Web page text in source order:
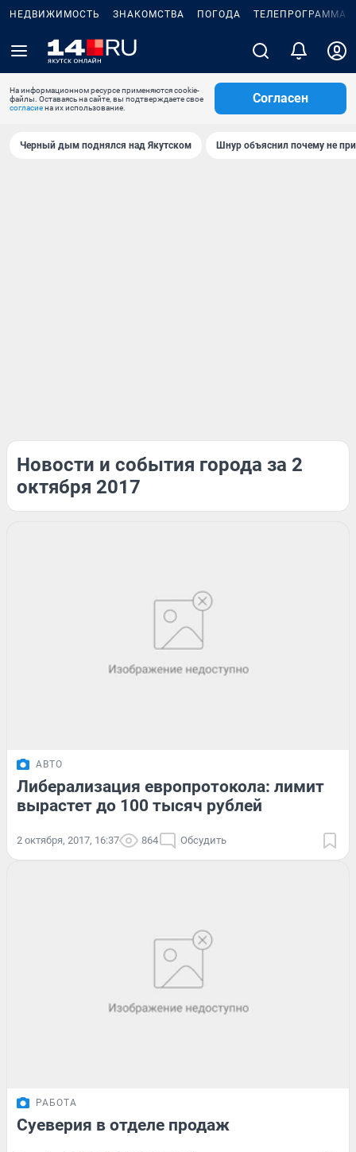
НЕДВИЖИМОСТЬ ЗНАКОМСТВА ПОГОДА ТЕЛЕПРОГРАММА
На информационном ресурсе применяются cookie-
файлы. Оставаясь на сайте, вы подтверждаете свое
согласиена их использование.
Согласен
Черный дым поднялся над Якутском Шнур объяснил почему не
Новости и события города за 2
октября 2017
АВТО
Либерализация европротокола: лимит
вырастет до 100 тысяч рублей
2 октября, 2017, 16:37 864 Обсудить
РАБОТА
Суеверия в отделе продаж